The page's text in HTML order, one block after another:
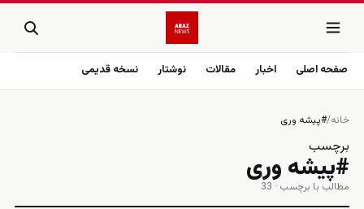
صفحه اصلی اخبار مقالات نوشتار نسخه قدیمی
خانه/#پیشه وری
برچسب
#پیشه وری
مطالب با برچسب · 33